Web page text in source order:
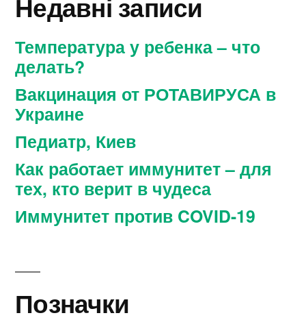
Температура у ребенка – что
делать?
Вакцинация от РОТАВИРУСА в
Украине
Педиатр, Киев
Как работает иммунитет – для
тех, кто верит в чудеса
Иммунитет против COVID-19
Позначки